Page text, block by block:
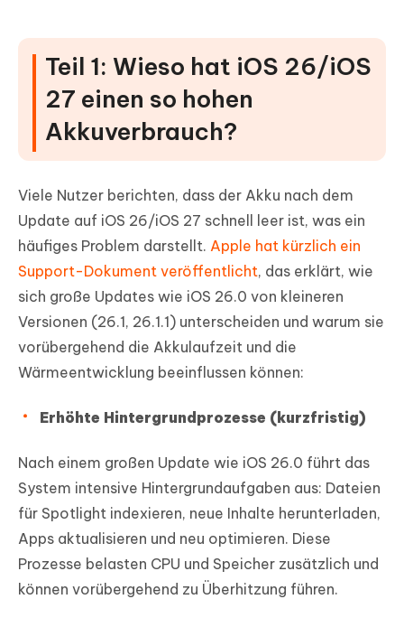
12. Auf das nächste Update warten
Teil 3: iOS 26/iOS 27 Akku-Probleme
mit Tenorshare ReiBoot beheben
Akku-Gesundheit
Teil 1: Wieso hat iOS 26/iOS
27 einen so hohen
Akkuverbrauch?
Viele Nutzer berichten, dass der Akku nach dem
Update auf iOS 26/iOS 27 schnell leer ist, was ein
häufiges Problem darstellt. Apple hat kürzlich ein
Support-Dokument veröffentlicht, das erklärt, wie
sich große Updates wie iOS 26.0 von kleineren
Versionen (26.1, 26.1.1) unterscheiden und warum sie
vorübergehend die Akkulaufzeit und die
Wärmeentwicklung beeinflussen können:
Erhöhte Hintergrundprozesse (kurzfristig)
Nach einem großen Update wie iOS 26.0 führt das
System intensive Hintergrundaufgaben aus: Dateien
für Spotlight indexieren, neue Inhalte herunterladen,
Apps aktualisieren und neu optimieren. Diese
Prozesse belasten CPU und Speicher zusätzlich und
können vorübergehend zu Überhitzung führen.